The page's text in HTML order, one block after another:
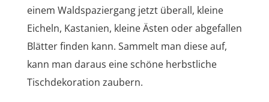
einem Waldspaziergang jetzt überall, kleine
Eicheln, Kastanien, kleine Ästen oder abgefallen
Blätter finden kann. Sammelt man diese auf,
kann man daraus eine schöne herbstliche
Tischdekoration zaubern.